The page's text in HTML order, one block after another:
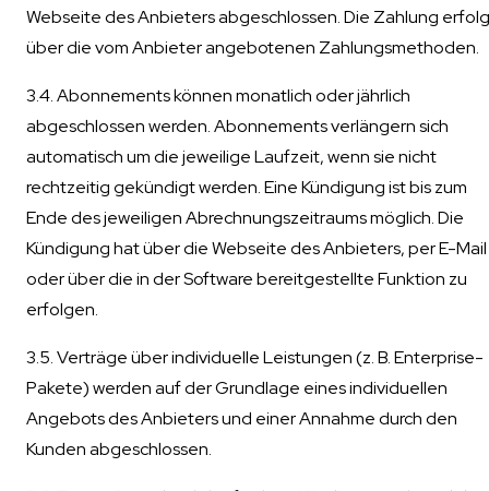
Webseite des Anbieters abgeschlossen. Die Zahlung
über die vom Anbieter angebotenen Zahlungsmethoden.
3.4. Abonnements können monatlich oder jährlich
abgeschlossen werden. Abonnements verlängern sich
automatisch um die jeweilige Laufzeit, wenn sie nicht
rechtzeitig gekündigt werden. Eine Kündigung ist bis zum
Ende des jeweiligen Abrechnungszeitraums möglich. Die
Kündigung hat über die Webseite des Anbieters, per E-Mail
oder über die in der Software bereitgestellte Funktion zu
erfolgen.
3.5. Verträge über individuelle Leistungen (z. B. Enterprise-
Pakete) werden auf der Grundlage eines individuellen
Angebots des Anbieters und einer Annahme durch den
Kunden abgeschlossen.